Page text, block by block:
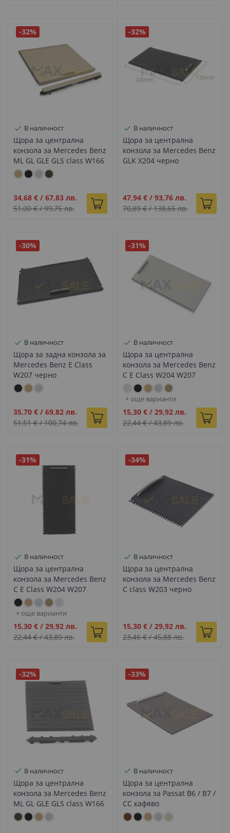
-32%
В наличност
Щора за централна
конзола за Mercedes Benz
ML GL GLE GLS class W166
X166 W292 бежово
Промо
цена
34,68 € / 67,83 лв.
51,00 €/99,75 лв.
-32%
В наличност
Щора за централна
конзола за Mercedes Benz
GLK X204 черно
Промо
цена
47,94 € /93,76 лв.
70,89 €/138,65 лв.
-30%
В наличност
Щора за задна конзола за
Mercedes Benz E Class
W207 черно
Промо
цена
35,70 € / 69,82 лв.
51,51 €/100,74 лв.
-31%
В наличност
Щора за централна
конзола за Mercedes Benz
C E Class W204 W207
W212 светло сиво
+ още варианти
Промо
цена
15,30 € /29,92 лв.
22,44 €/43,89 лв.
-31%
В наличност
Щора за централна
конзола за Mercedes Benz
C E Class W204 W207
W212 черно
+ още варианти
Промо
цена
15,30 € / 29,92 лв.
22,44 €/43,89 лв.
-34%
В наличност
Щора за централна
конзола за Mercedes Benz
C class W203 черно
Промо
цена
15,30 € /29,92 лв.
23,46 €/45,88 лв.
-32%
В наличност
Щора за централна
конзола за Mercedes Benz
ML GL GLE GLS class W166
X166 W292 мока
-33%
В наличност
Щора за централна
конзола за Passat B6 / B7 /
CC кафяво